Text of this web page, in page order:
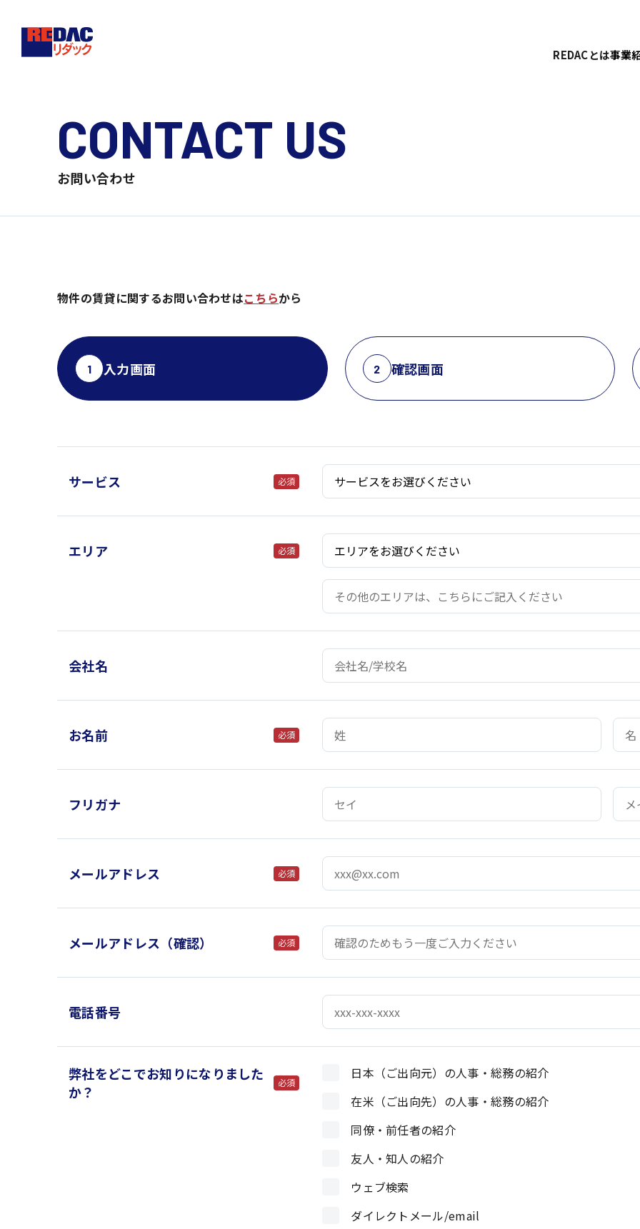
REDACとは事業
CONTACT US
お問い合わせ
物件の賃貸に関するお問い合わせはこちらから
1 入力画面 2 確認画面
サービス 必須
エリア 必須
会社名
お名前 必須
フリガナ
メールアドレス 必須
メールアドレス（確認） 必須
電話番号
弊社をどこでお知りになりました
か？
必須
日本（ご出向元）の人事・総務の紹介
在米（ご出向先）の人事・総務の紹介
同僚・前任者の紹介
友人・知人の紹介
ウェブ検索
ダイレクトメール/email